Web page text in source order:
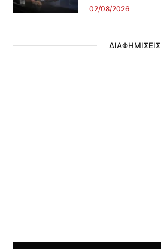
02/08/2026
ΔΙΑΦΗΜΙΣΕΙΣ